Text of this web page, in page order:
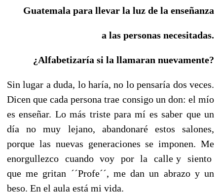
Guatemala para llevar la luz de la enseñanza
a las personas necesitadas.
¿Alfabetizaría si la llamaran nuevamente?
Sin lugar a duda, lo haría, no lo pensaría dos veces.
Dicen que cada persona trae consigo un don: el mío
es enseñar. Lo más triste para mí es saber que un
día no muy lejano, abandonaré estos salones,
porque las nuevas generaciones se imponen. Me
enorgullezco cuando voy por la calle y siento
que me gritan ´´Profe´´, me dan un abrazo y un
beso. En el aula está mi vida.